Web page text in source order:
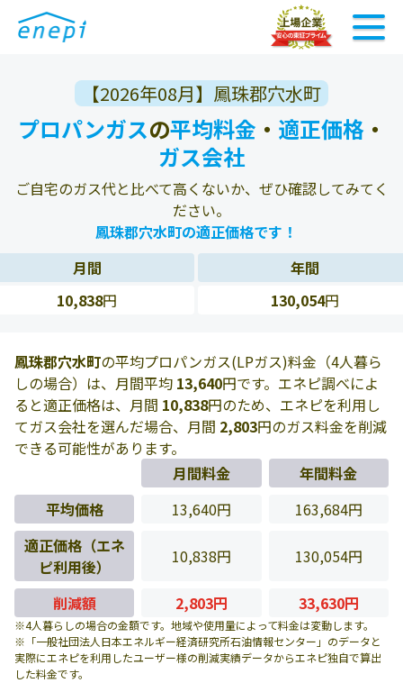
【2026年08月】鳳珠郡穴水町
プロパンガスの平均料金 ・ 適正価格 ・
ガス会社
ご自宅のガス代と比べて高くないか、ぜひ確認してみてく
ださい。
鳳珠郡穴水町の適正価格です！
月間
年間
10,838円 130,054円
鳳珠郡穴水町の平均プロパンガス(LPガス)料金（4人暮ら
しの場合）は、月間平均 13,640円です。エネピ調べによ
ると適正価格は、月間 10,838円のため、エネピを利用し
てガス会社を選んだ場合、月間 2,803円のガス料金を削減
できる可能性があります。
月間料金
年間料金
平均価格
13,640円
163,684円
適正価格（エネ
ピ利用後）
10,838円 130,054円
削減額 2,803円 33,630円
※4人暮らしの場合の金額です。地域や使用量によって料金は変動します。
※「一般社団法人日本エネルギー経済研究所石油情報センター」のデータと
実際にエネピを利用したユーザー様の削減実績データからエネピ独自で算出
した料金です。